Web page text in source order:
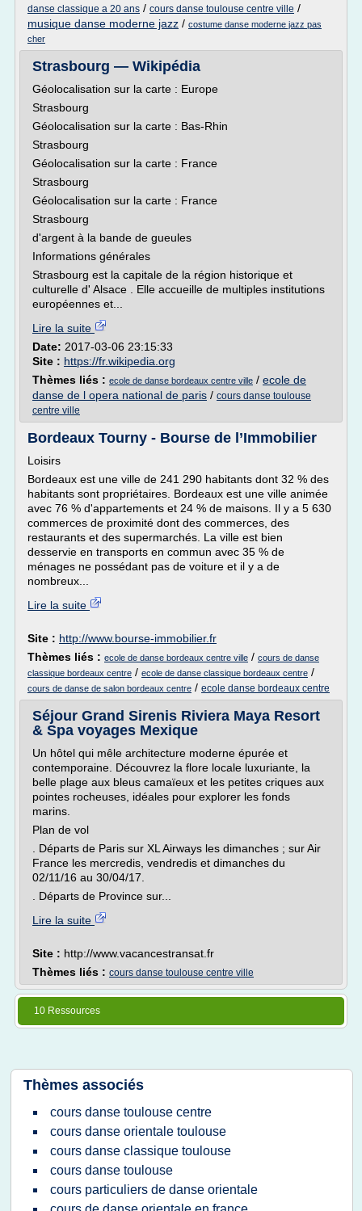
danse classique a 20 ans / cours danse toulouse centre ville /
musique danse moderne jazz / costume danse moderne jazz pas
cher
Strasbourg — Wikipédia
Géolocalisation sur la carte : Europe
Strasbourg
Géolocalisation sur la carte : Bas-Rhin
Strasbourg
Géolocalisation sur la carte : France
Strasbourg
Géolocalisation sur la carte : France
Strasbourg
d'argent à la bande de gueules
Informations générales
Strasbourg est la capitale de la région historique et
culturelle d' Alsace . Elle accueille de multiples institutions
européennes et...
Lire la suite
Date: 2017-03-06 23:15:33
Site : https://fr.wikipedia.org
Thèmes liés : ecole de danse bordeaux centre ville / ecole de
danse de l opera national de paris / cours danse toulouse
centre ville
Bordeaux Tourny - Bourse de l’Immobilier
Loisirs
Bordeaux est une ville de 241 290 habitants dont 32 % des
habitants sont propriétaires. Bordeaux est une ville animée
avec 76 % d'appartements et 24 % de maisons. Il y a 5 630
commerces de proximité dont des commerces, des
restaurants et des supermarchés. La ville est bien
desservie en transports en commun avec 35 % de
ménages ne possédant pas de voiture et il y a de
nombreux...
Lire la suite
Site : http://www.bourse-immobilier.fr
Thèmes liés : ecole de danse bordeaux centre ville / cours de danse
classique bordeaux centre / ecole de danse classique bordeaux centre /
cours de danse de salon bordeaux centre / ecole danse bordeaux centre
Séjour Grand Sirenis Riviera Maya Resort
& Spa voyages Mexique
Un hôtel qui mêle architecture moderne épurée et
contemporaine. Découvrez la flore locale luxuriante, la
belle plage aux bleus camaïeux et les petites criques aux
pointes rocheuses, idéales pour explorer les fonds
marins.
Plan de vol
. Départs de Paris sur XL Airways les dimanches ; sur Air
France les mercredis, vendredis et dimanches du
02/11/16 au 30/04/17.
. Départs de Province sur...
Lire la suite
Site : http://www.vacancestransat.fr
Thèmes liés : cours danse toulouse centre ville
10 Ressources
Thèmes associés
cours danse toulouse centre
cours danse orientale toulouse
cours danse classique toulouse
cours danse toulouse
cours particuliers de danse orientale